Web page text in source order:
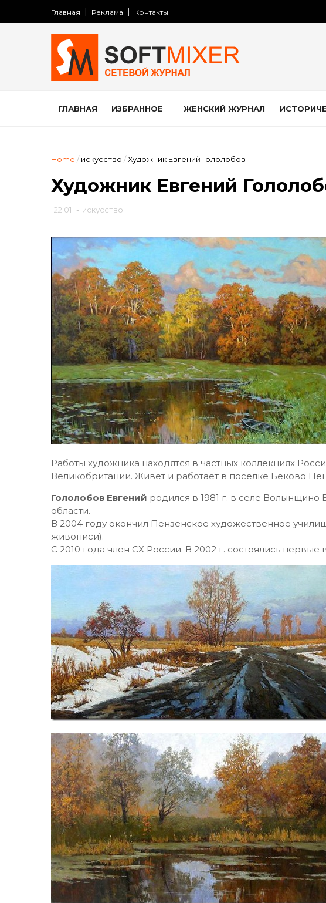
Главная Реклама Контакты
ГЛАВНАЯ ИЗБРАННОЕ ЖЕНСКИЙ ЖУРНАЛ
Home / искусство /Художник Евгений Гололобов
Художник Евгений
22:01 - искусство
Работы художника находятся в частных коллекциях
Великобритании. Живёт и работает в посёлке Беково
Гололобов Евгений родился в 1981 г. в селе
области.
В 2004 году окончил Пензенское художественное
живописи).
С 2010 года член СХ России. В 2002 г. состоялись первые